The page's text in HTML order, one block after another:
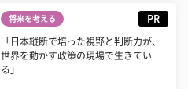
将来を考える PR
「日本縦断で培った視野と判断力が、
世界を動かす政策の現場で生きてい
る」